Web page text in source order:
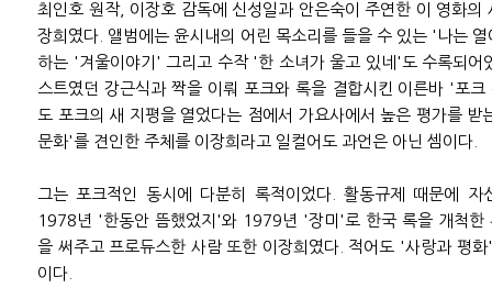
최인호 원작, 이장호 감독에 신성일과 안은숙이 주연한 이 영화의
장희였다. 앨범에는 윤시내의 어린 목소리를 들을 수 있는 '나는
하는 '겨울이야기' 그리고 수작 '한 소녀가 울고 있네'도 수록되어
스트였던 강근식과 짝을 이뤄 포크와 록을 결합시킨 이른바 '포
도 포크의 새 지평을 열었다는 점에서 가요사에서 높은 평가를 받
문화'를 견인한 주체를 이장희라고 일컬어도 과언은 아닌 셈이다.
그는 포크적인 동시에 다분히 록적이었다. 활동규제 때문에 자
1978년 '한동안 뜸했었지'와 1979년 '장미'로 한국 록을 개척한
을 써주고 프로듀스한 사람 또한 이장희였다. 적어도 '사랑과 평
이다.